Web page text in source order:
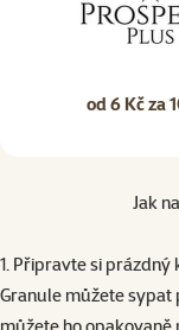
od 6 Kč za
Jak
1. Připravte si
Granule můžete